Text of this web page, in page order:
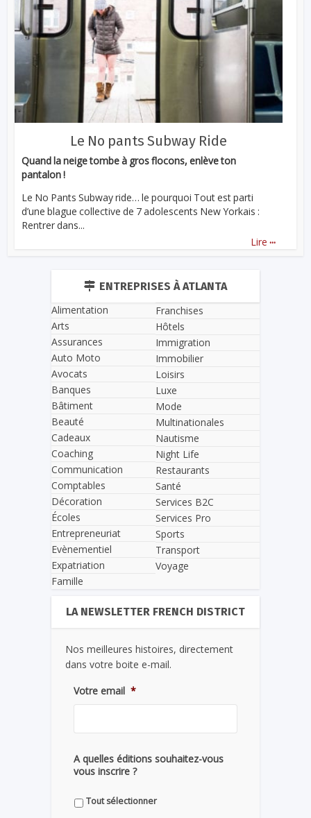
Le No pants Subway Ride
Quand la neige tombe à gros flocons, enlève ton
pantalon !
Le No Pants Subway ride… le pourquoi Tout est parti
d’une blague collective de 7 adolescents New Yorkais :
Rentrer dans...
Lire ...
ENTREPRISES À ATLANTA
Alimentation
Arts
Assurances
Auto Moto
Avocats
Banques
Bâtiment
Beauté
Cadeaux
Coaching
Communication
Comptables
Décoration
Écoles
Entrepreneuriat
Evènementiel
Expatriation
Famille
Franchises
Hôtels
Immigration
Immobilier
Loisirs
Luxe
Mode
Multinationales
Nautisme
Night Life
Restaurants
Santé
Services B2C
Services Pro
Sports
Transport
Voyage
LA NEWSLETTER FRENCH DISTRICT
Nos meilleures histoires, directement
dans votre boite e-mail.
Votre email *
A quelles éditions souhaitez-vous
vous inscrire ?
Tout sélectionner